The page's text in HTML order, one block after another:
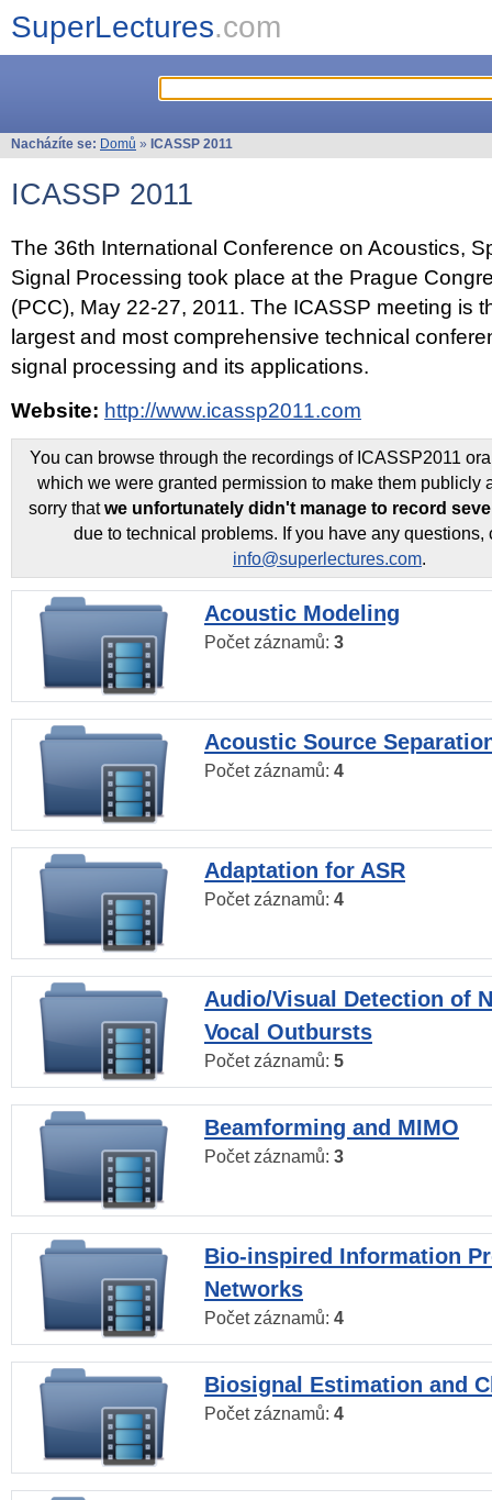
SuperLectures.com
Nacházíte se: Domů » ICASSP 2011
ICASSP 2011
The 36th International Conference on Acoustics,
Signal Processing took place at the Prague
(PCC), May 22-27, 2011. The ICASSP meeting is
largest and most comprehensive technical
signal processing and its applications.
Website: http://www.icassp2011.com
You can browse through the recordings of ICASSP2011
which we were granted permission to make them publicly
sorry thatwe unfortunately didn't manage to record
due to technical problems. If you have any questions,
info@superlectures.com.
Acoustic Modeling
Počet záznamů: 3
Acoustic Source
Počet záznamů: 4
Adaptation for ASR
Počet záznamů: 4
Audio/Visual Detection of
Vocal Outbursts
Počet záznamů: 5
Beamforming and MIMO
Počet záznamů: 3
Bio-inspired Information
Networks
Počet záznamů: 4
Biosignal Estimation and
Počet záznamů: 4